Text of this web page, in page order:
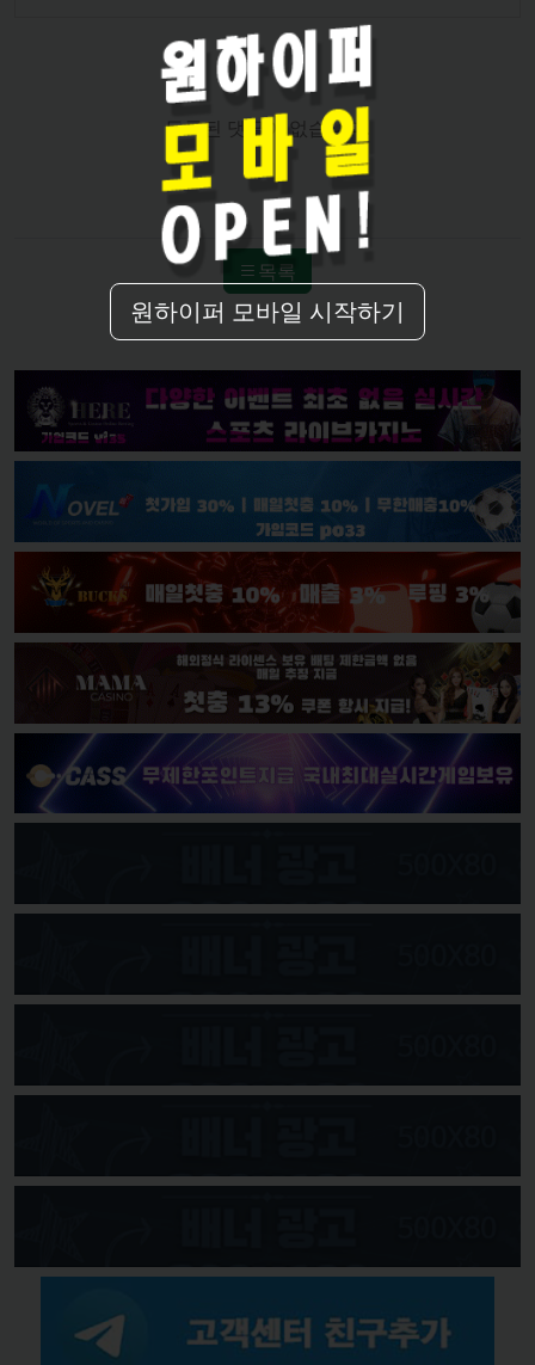
원하이퍼 모바일 시작하기